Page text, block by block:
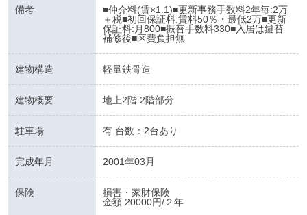
備考
■仲介料(賃×1.1)■更新事務手数料2年毎:2万
＋税■初回保証料:賃料50％・最低2万■更新
保証料:月800■振替手数料330■入居は鍵替
補修後■区費負担無
建物構造 軽量鉄骨造
建物概要 地上2階 2階部分
駐車場 有 台数：2台あり
完成年月 2001年03月
保険
損害・家財保険
金額 20000円/２年